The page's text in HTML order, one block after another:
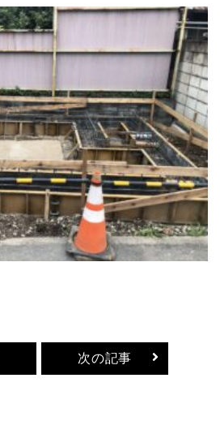
次の記事